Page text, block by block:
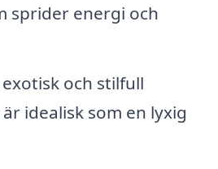
sprider energi och
exotisk och stilfull
idealisk som en lyxig